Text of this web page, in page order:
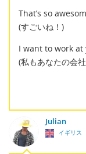
That’s so
(すごいね！)
I want to work at
(私もあなたの会
Julian
イギリス